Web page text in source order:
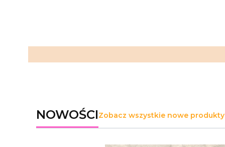
NOWOŚCIZobacz wszystkie nowe